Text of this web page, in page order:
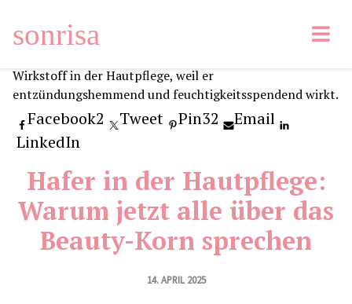
sonrisa
Facebook2 Tweet Pin32
Email
LinkedIn
Hafer in der Hautpflege:
Warum jetzt alle über das
Beauty-Korn sprechen
14. APRIL 2025